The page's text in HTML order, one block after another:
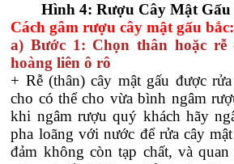
Hình 4: Rượu Cây Mật
Cách gâm rượu cây mật gấu bắc:
a) Bước 1: Chọn thân hoặc rễ
hoàng liên ô rô
+ Rễ (thân) cây mật gấu được
cho có thể cho vừa bình ngâm
khi ngâm rượu quý khách hãy
pha loãng với nước để rửa cây
đảm không còn tạp chất, và